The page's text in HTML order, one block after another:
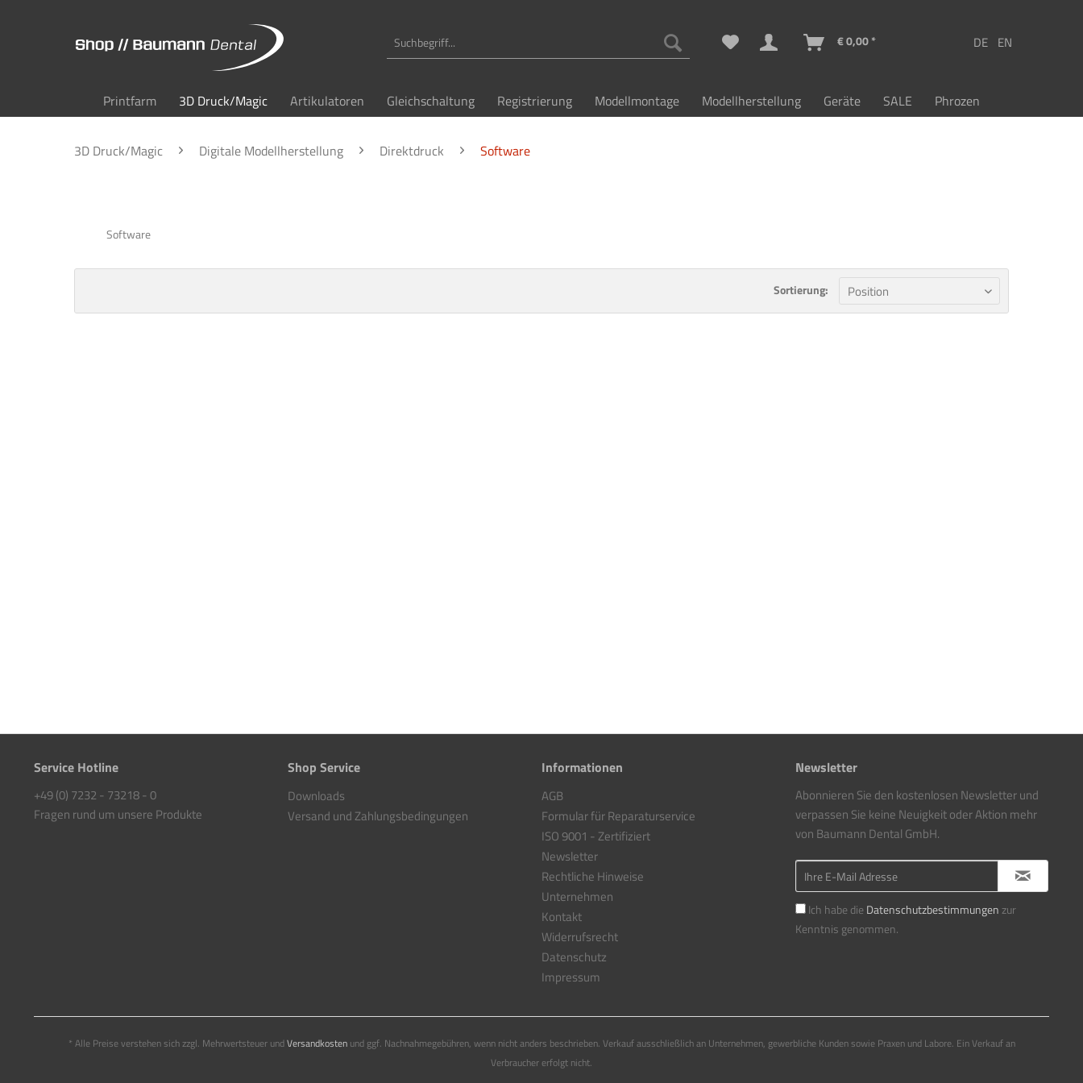
€ 0,00 *
Printfarm 3D Druck/Magic Artikulatoren Gleichschaltung Registrierung Modellmontage Modellherstellung Geräte SALE Phrozen
3D Druck/Magic Digitale Modellherstellung Direktdruck Software
Software
Sortierung:
Service Hotline
+49 (0) 7232 - 73218 - 0
Fragen rund um unsere Produkte
Shop Service
Downloads
Versand und Zahlungsbedingungen
Informationen
AGB
Formular für Reparaturservice
ISO 9001 - Zertifiziert
Newsletter
Rechtliche Hinweise
Unternehmen
Kontakt
Widerrufsrecht
Datenschutz
Impressum
Newsletter
Abonnieren Sie den kostenlosen Newsletter und
verpassen Sie keine Neuigkeit oder Aktion mehr
von Baumann Dental GmbH.
Ich habe dieDatenschutzbestimmungenzur
Kenntnis genommen.
* Alle Preise verstehen sich zzgl. Mehrwertsteuer undVersandkostenund ggf. Nachnahmegebühren, wenn nicht anders beschrieben. Verkauf ausschließlich an Unternehmen, gewerbliche Kunden sowie Praxen und Labore. Ein Verkauf an
Verbraucher erfolgt nicht.